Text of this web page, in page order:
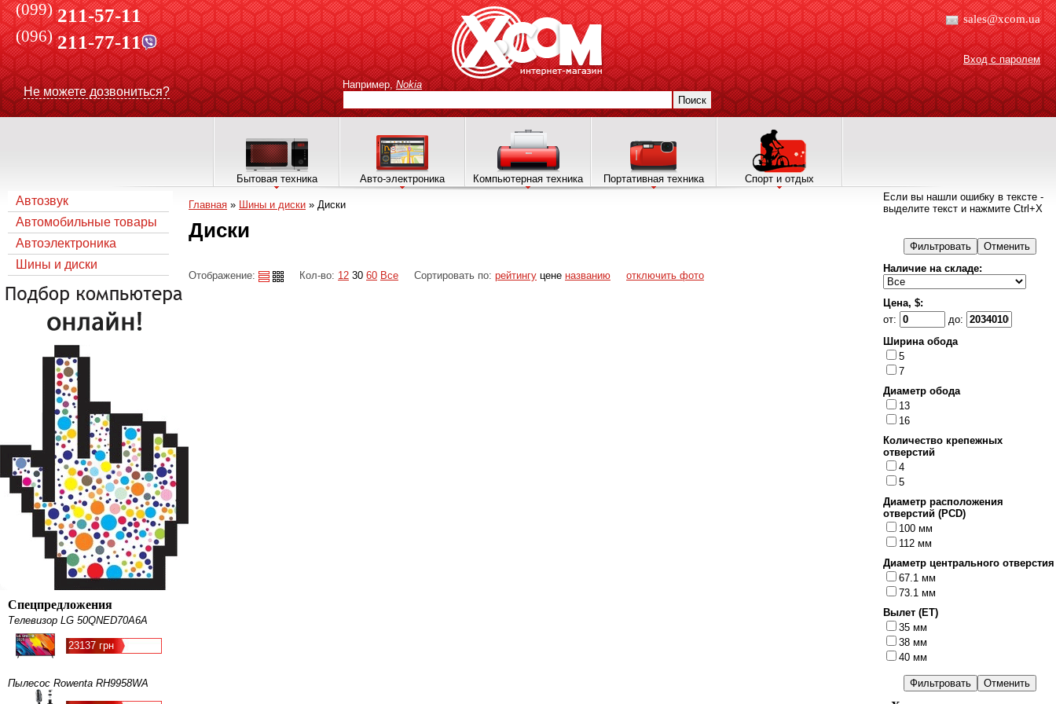
(099) 211-57-11
(096)211-77-11
Не можете дозвониться?
sales@xcom.ua
Вход с паролем
Например, Nokia
Поиск
Бытовая техника Авто-электроника Компьютерная техника Портативная техника Спорт и отдых
Автозвук
Автомобильные товары
Автоэлектроника
Шины и диски
Спецпредложения
Телевизор LG 50QNED70A6A
23137 грн
Пылесос Rowenta RH9958WA
Главная » Шины и диски » Диски
Диски
Отображение: Кол-во: 12 30 60 Все Сортировать по: рейтингу цене названию отключить фото
Если вы нашли ошибку в тексте -
выделите текст и нажмите Ctrl+X
Наличие на складе:
Цена, $:
от:
до:
Ширина обода
5
7
Диаметр обода
13
16
Количество крепежных
отверстий
4
5
Диаметр расположения
отверстий (PCD)
100 мм
112 мм
Диаметр центрального отверстия
67.1 мм
73.1 мм
Вылет (ET)
35 мм
38 мм
40 мм